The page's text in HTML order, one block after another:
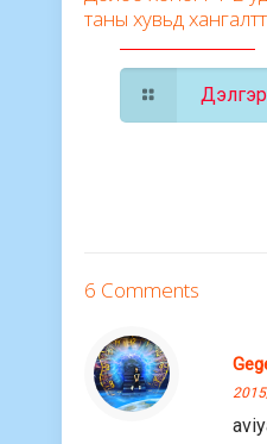
таны хувьд
6 Comments